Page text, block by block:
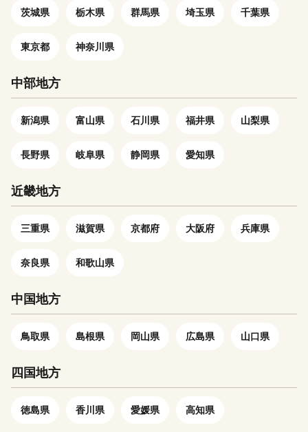
eiheiji@orebo.jp)までご連絡く
たり、提供したりすることはご
らいただいた個人情報は、商品
ふるさと納税の使い道に関する
の提供及び高浜町のふるさと納
用させていただき、その手段と
フレット等の資料の郵送をさせ
ていただくことがあります。
御不明な点や、電子メールの配
信又は資料の郵送停止等のご希
納税担当(contact-
絡ください。
す。
茨城県 栃木県 群馬県 埼玉県 千葉県
東京都 神奈川県
中部地方
新潟県 富山県 石川県 福井県 山梨県
長野県 岐阜県 静岡県 愛知県
近畿地方
三重県 滋賀県 京都府 大阪府 兵庫県
奈良県 和歌山県
中国地方
鳥取県 島根県 岡山県 広島県 山口県
四国地方
徳島県 香川県 愛媛県 高知県